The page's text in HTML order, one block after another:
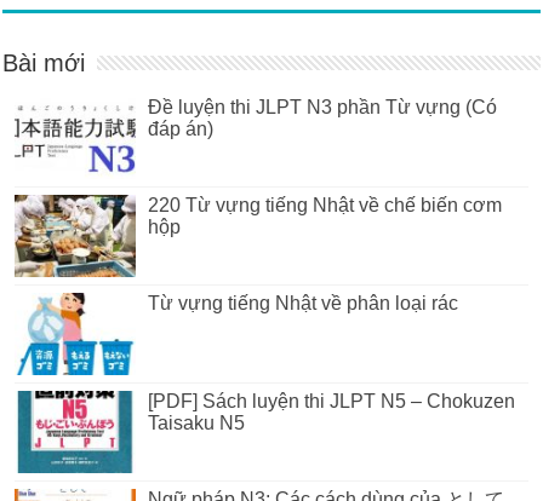
Bài mới
Đề luyện thi JLPT N3 phần Từ vựng (Có
đáp án)
220 Từ vựng tiếng Nhật về chế biến cơm
hộp
Từ vựng tiếng Nhật về phân loại rác
[PDF] Sách luyện thi JLPT N5 – Chokuzen
Taisaku N5